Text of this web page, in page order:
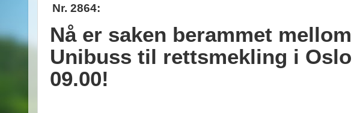
Nr. 2864:
Nå er saken berammet
Unibuss til rettsmekling i
09.00!